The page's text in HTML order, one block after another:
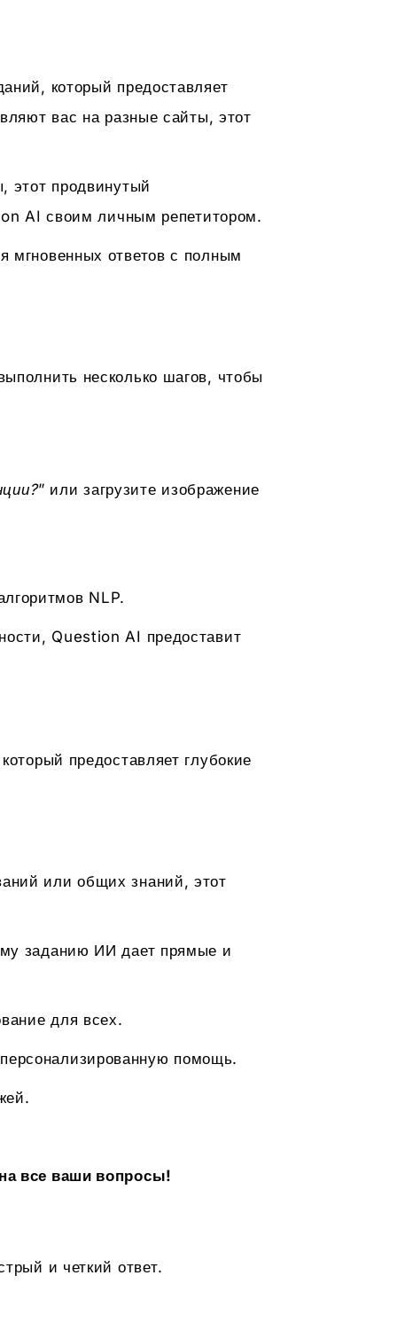
который предоставляет
вас на разные сайты, этот
этот продвинутый
AI своим личным репетитором.
мгновенных ответов с полным
несколько шагов, чтобы
” или загрузите изображение
NLP.
Question AI предоставит
предоставляет глубокие
или общих знаний, этот
заданию ИИ дает прямые и
для всех.
помощь.
все ваши вопросы!
и четкий ответ.